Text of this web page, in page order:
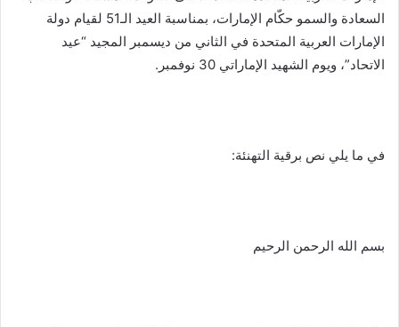
السعادة والسمو حكّام الإمارات، بمناسبة العيد الـ51 لقيام دولة
الإمارات العربية المتحدة في الثاني من ديسمبر المجيد “عيد
الاتحاد”، ويوم الشهيد الإماراتي 30 نوفمبر.
في ما يلي نص برقية التهنئة:
بسم الله الرحمن الرحيم